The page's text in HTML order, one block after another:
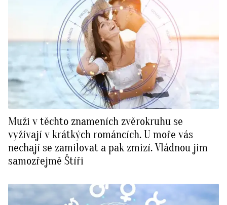
Muži v těchto znameních zvěrokruhu se
vyžívají v krátkých románcích. U moře vás
nechají se zamilovat a pak zmizí. Vládnou jim
samozřejmě Štíři